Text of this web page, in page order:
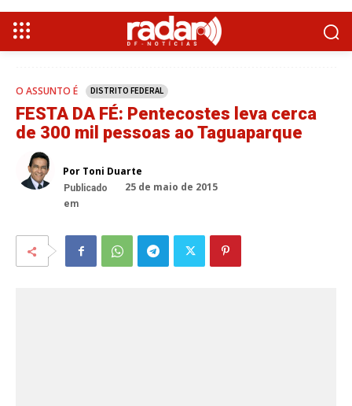
O ASSUNTO É DISTRITO FEDERAL
FESTA DA FÉ: Pentecostes leva cerca
de 300 mil pessoas ao Taguaparque
Por Toni Duarte
Publicado
em
25 de maio de 2015